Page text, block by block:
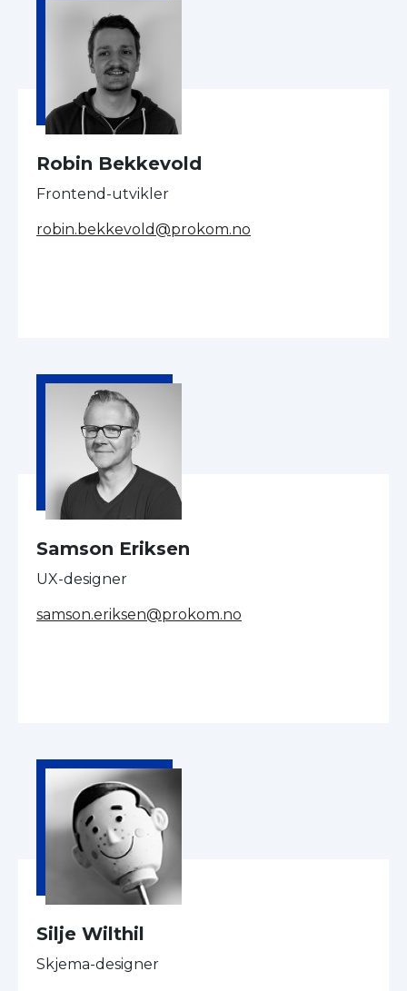
Robin Bekkevold
Frontend-utvikler
robin.bekkevold@prokom.no
Samson Eriksen
UX-designer
samson.eriksen@prokom.no
Silje Wilthil
Skjema-designer